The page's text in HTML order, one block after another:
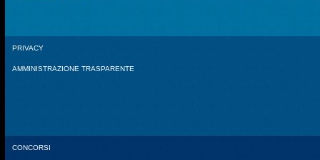
PRIVACY
AMMINISTRAZIONE TRASPARENTE
CONCORSI